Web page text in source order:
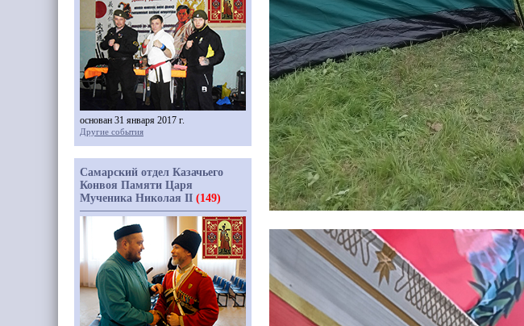
основан 31 января 2017 г.
Другие события
Самарский отдел Казачьего
Конвоя Памяти Царя
Мученика Николая II (149)